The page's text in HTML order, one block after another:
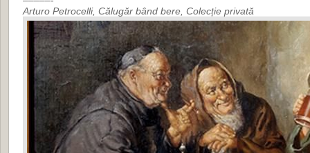
Arturo Petrocelli, Călugăr bând bere, Colecție privată